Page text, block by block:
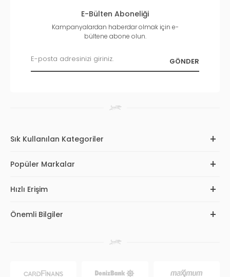
E-Bülten Aboneliği
Kampanyalardan haberdar olmak için e-
bültene abone olun.
Sık Kullanılan Kategoriler
Popüler Markalar
Hızlı Erişim
Önemli Bilgiler